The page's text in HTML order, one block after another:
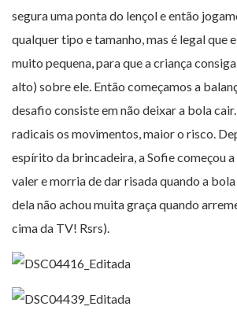
segura uma ponta do lençol e então
qualquer tipo e tamanho, mas é legal que
muito pequena, para que a criança
alto) sobre ele. Então começamos a
desafio consiste em não deixar a bola
radicais os movimentos, maior o risco.
espírito da brincadeira, a Sofie começou
valer e morria de dar risada quando a
dela não achou muita graça quando
cima da TV! Rsrs).